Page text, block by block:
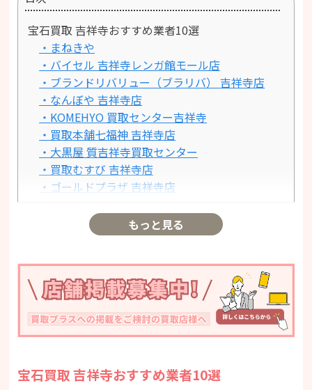
宝石買取 吉祥寺おすすめ業者10選
・まねきや
・バイセル 吉祥寺レンガ館モール店
・ブランドリバリュー（ブラリバ） 吉祥寺店
・なんぼや 吉祥寺店
・KOMEHYO 買取センター吉祥寺
・買取本舗七福神 吉祥寺店
・大黒屋 質吉祥寺買取センター
・買取むすび 吉祥寺店
・ゴールドプラザ 吉祥寺店
・ベストライフ 吉祥寺マルイ店
宝石買取相場まとめ
・1. 鑑定書・鑑別書の有無
・2. ブランドオリジナルの付属品
・3. メレダイヤやデザインへの評価
・4. 複数店舗の組み合わせ戦略
もっと見る
宝石買取 吉祥寺おすすめ業者10選